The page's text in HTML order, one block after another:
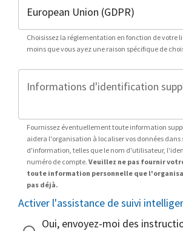
Choisissez la réglementation en fonction de votre
moins que vous ayez une raison spécifique de
Fournissez éventuellement toute information
aidera l'organisation à localiser vos données dans
d'information, telles que le nom d'utilisateur,
numéro de compte. Veuillez ne pas fournir
toute information personnelle que
pas déjà.
Activer l'assistance de suivi
Oui, envoyez-moi des